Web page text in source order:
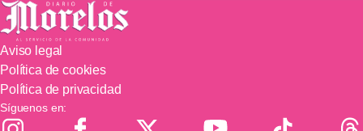
Aviso legal
Política de cookies
Política de privacidad
Síguenos en: